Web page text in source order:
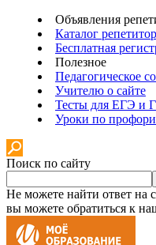
Объявления
Каталог
Бесплатная
Полезное
Педагогическое
Учителю о сайте
Тесты для ЕГЭ и
Уроки по
Поиск по сайту
Не можете найти ответ на
вы можете обратиться к